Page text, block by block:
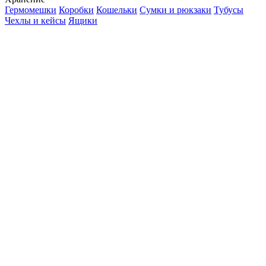
Гермомешки Коробки Кошельки Сумки и рюкзаки Тубусы
Чехлы и кейсы Ящики